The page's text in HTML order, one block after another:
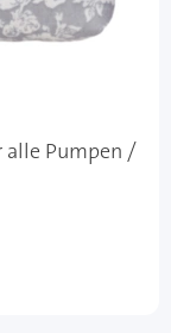
alle Pumpen /